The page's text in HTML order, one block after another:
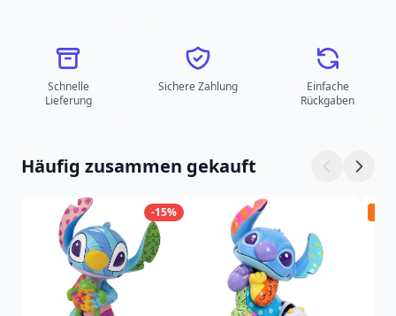
Schnelle
Lieferung
Sichere Zahlung
Einfache
Rückgaben
Häufig zusammen gekauft
-15%